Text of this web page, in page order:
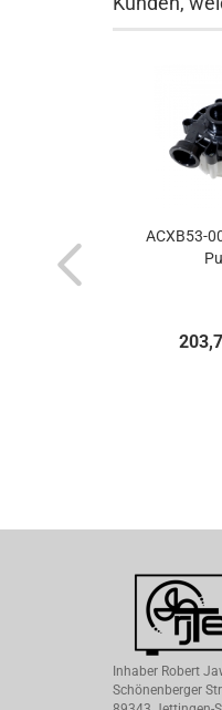
ACXB53-
Inhaber Robert
Schönenberger